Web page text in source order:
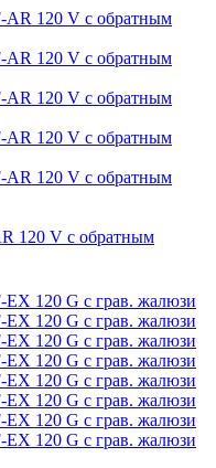
120 V с обратным